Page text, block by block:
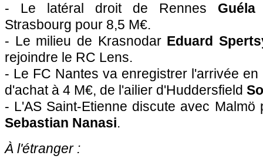
- Le latéral droit de Rennes
Strasbourg pour 8,5 M€.
- Le milieu de KrasnodarEduard
rejoindre le RC Lens.
- Le FC Nantes va enregistrer l'arrivée
d'achat à 4 M€, de l'ailier d'Huddersfield
- L'AS Saint-Etienne discute avec Malmö
Sebastian Nanasi.
À l'étranger :